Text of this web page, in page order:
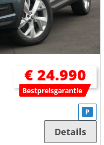
€ 24.990
Bestpreisgarantie
P
Details